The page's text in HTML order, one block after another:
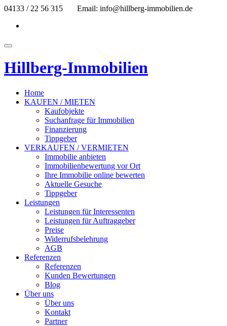
Skip
content
04133 / 22 56 315 Email: info@hillberg-immobilien.de
Toggle
Hillberg-Immobilien
Home
KAUFEN / MIETEN
Kaufobjekte
Suchanfrage für Immobilien
Finanzierung
Tippgeber
VERKAUFEN / VERMIETEN
Immobilie anbieten
Immobilienbewertung vor Ort
Ihre Immobilie online bewerten
Aktuelle Gesuche
Tippgeber
Leistungen
Leistungen für Interessenten
Leistungen für Auftraggeber
Preise
Widerrufsbelehrung
AGB
Referenzen
Referenzen
Kunden Bewertungen
Blog
Über uns
Über uns
Kontakt
Partner